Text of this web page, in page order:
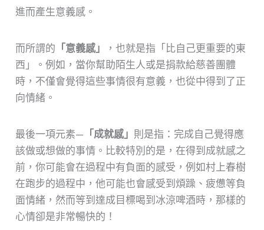
進而產生意義感。
而所謂的 「意義感」
，也就是指「比自己更重要的東
西」。例如，當你幫助陌生人或是捐款給慈善團體
時，不僅會覺得這些事情很有意義，也從中得到了正
向情緒。
最後一項元素— 「成就感」 則是指：完成自己覺得應
該做或想做的事情。比較特別的是，在得到成就感之
前，你可能會在過程中有負面的感受，例如村上春樹
在跑步的過程中，他可能也會感受到煩躁、疲憊等負
面情緒，然而等到達成目標喝到冰涼啤酒時，那樣的
心情卻是非常暢快的！